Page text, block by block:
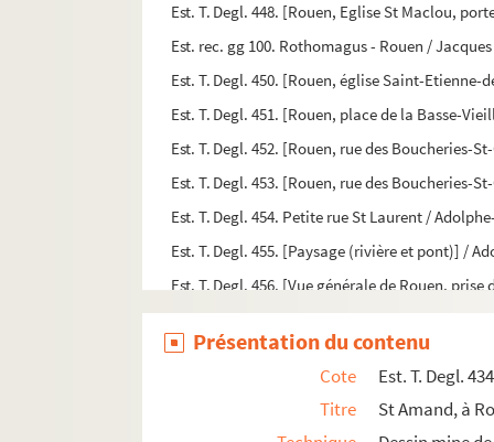
Est. T. Degl. 448. [Rouen, Eglise St Maclou,
Est. rec. gg 100. Rothomagus - Rouen /
Est. T. Degl. 450. [Rouen, église Saint-
Est. T. Degl. 451. [Rouen, place de la Basse-
Est. T. Degl. 452. [Rouen, rue des Boucheries-
Est. T. Degl. 453. [Rouen, rue des Boucheries-
Est. T. Degl. 454. Petite rue St Laurent /
Est. T. Degl. 455. [Paysage (rivière et pont)] /
Est. T. Degl. 456. [Vue générale de Rouen,
Est. T. Degl. 457. Rue du nouveau Monde.
Est. T. Degl. 458. [Vieille maison normande.
Est. T. Degl. 459. [Rouen, rue Damiette] /
Est. T. Degl. 460. [Rouen, rue de l'Epicerie] /
Présentation du contenu
Cote
Est. T. Degl. 434
Titre
St Amand, à